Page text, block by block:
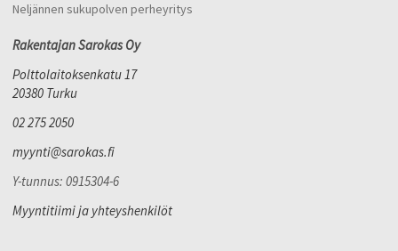
Neljännen sukupolven perheyritys
Rakentajan Sarokas Oy
Polttolaitoksenkatu 17
20380 Turku
02 275 2050
myynti@sarokas.fi
Y-tunnus: 0915304-6
Myyntitiimi ja yhteyshenkilöt